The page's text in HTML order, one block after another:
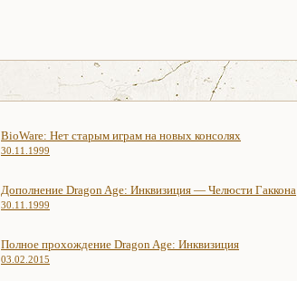
BioWare: Нет старым играм на новых консолях
30.11.1999
Дополнение Dragon Age: Инквизиция — Челюсти Гаккона
30.11.1999
Полное прохождение Dragon Age: Инквизиция
03.02.2015